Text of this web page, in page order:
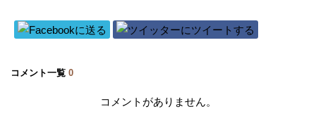
コメント一覧 0
コメントがありません。